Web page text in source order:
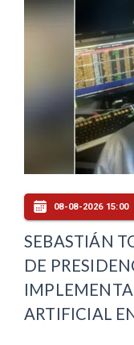
08-08-2026 15:00
SEBASTIÁN
DE
ARTIFICIAL